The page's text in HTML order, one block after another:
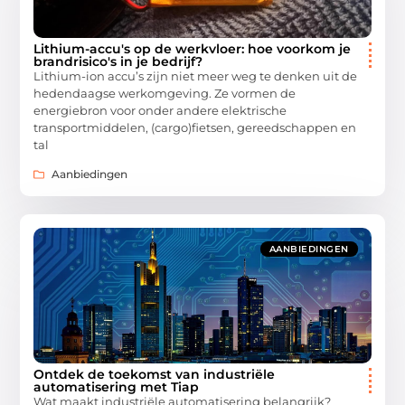
Lithium-accu's op de werkvloer: hoe voorkom je
brandrisico's in je bedrijf?
Lithium-ion accu’s zijn niet meer weg te denken uit de
hedendaagse werkomgeving. Ze vormen de
energiebron voor onder andere elektrische
transportmiddelen, (cargo)fietsen, gereedschappen en
tal
Aanbiedingen
AANBIEDINGEN
Ontdek de toekomst van industriële
automatisering met Tiap
Wat maakt industriële automatisering belangrijk?